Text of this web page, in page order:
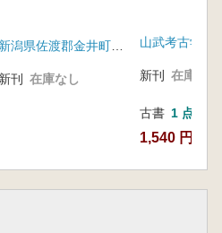
新刊 在庫なし
山武考古学研
新刊 在庫なし
古書 1 点
1,540 円